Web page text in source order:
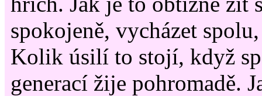
spokojeně, vycházet
Kolik úsilí to stojí, když
generací žije pohromadě.